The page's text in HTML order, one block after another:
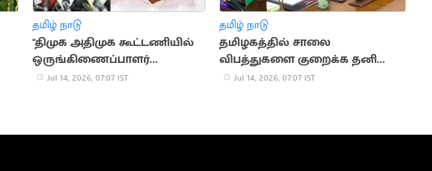
தமிழ் நாடு
"திமுக அதிமுக கூட்டணியில்
ஒருங்கிணைப்பாளர்
ராஜேந்திர பாலாஜி"
Jul 14, 2026, 07:07 IST
தமிழ் நாடு
தமிழகத்தில் சாலை
விபத்துகளை குறைக்க தனி
செயல் திட்டம்
Jul 14, 2026, 07:07 IST